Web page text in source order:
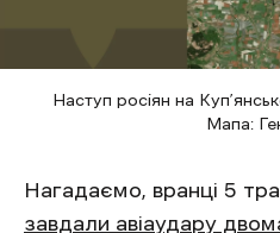
Наступ росіян на
Мапа:
Нагадаємо, вранці 5
завдали авіаудару